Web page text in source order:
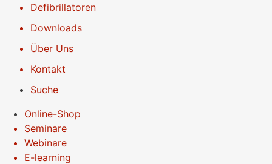
Defibrillatoren
Downloads
Über Uns
Kontakt
Suche
Online-Shop
Seminare
Webinare
E-learning